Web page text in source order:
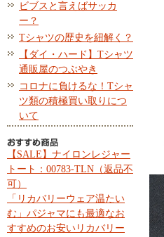
ビブスと言えばサッカ
ー？
Tシャツの歴史を紐解く？
【ダイ・ハード】Tシャツ
通販屋のつぶやき
コロナに負けるな！Tシャ
ツ類の積極買い取りにつ
いて
【SALE】ナイロンレジャー
トート：00783-TLN（返品不
可）
「リカバリーウェア温たい
む」パジャマにも最適なお
すすめのお安いリカバリー